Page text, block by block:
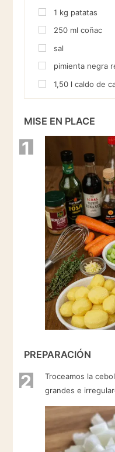
1 kg patatas
250 ml coñac
sal
pimienta negra
1,50 l caldo de
MISE EN PLACE
1
PREPARACIÓN
2
Troceamos la
grandes e